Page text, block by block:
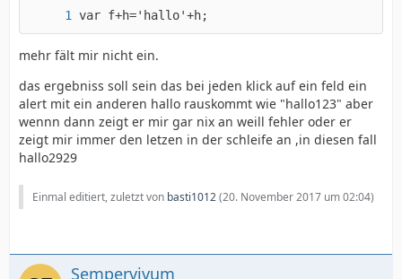
        }
var f+h='hallo'+h;
mehr fält mir nicht ein.
das ergebniss soll sein das bei jeden klick auf ein feld ein
alert mit ein anderen hallo rauskommt wie "hallo123" aber
wennn dann zeigt er mir gar nix an weill fehler oder er
zeigt mir immer den letzen in der schleife an ,in diesen fall
hallo2929
Einmal editiert, zuletzt von basti1012(20. November 2017 um 02:04)
Sempervivum